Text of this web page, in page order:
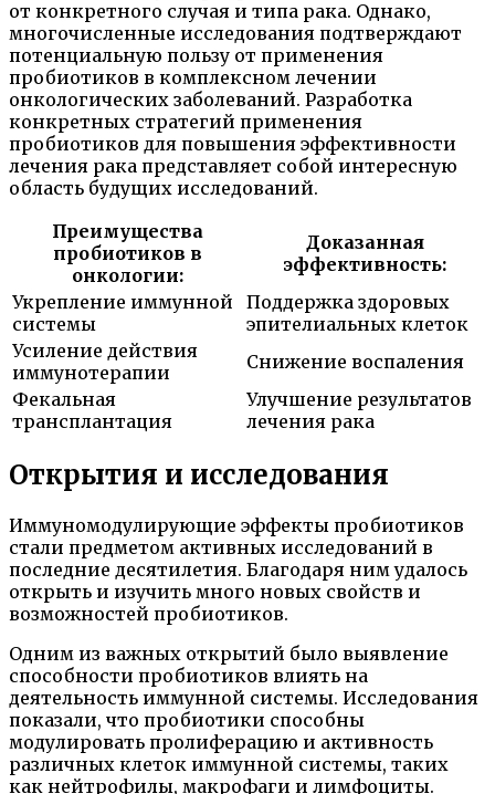
от конкретного случая и типа рака. Однако,
многочисленные исследования подтверждают
потенциальную пользу от применения
пробиотиков в комплексном лечении
онкологических заболеваний. Разработка
конкретных стратегий применения
пробиотиков для повышения эффективности
лечения рака представляет собой интересную
область будущих исследований.
Преимущества
пробиотиков в
онкологии:
Доказанная
эффективность:
Укрепление иммунной
системы
Поддержка здоровых
эпителиальных клеток
Усиление действия
иммунотерапии
Снижение воспаления
Фекальная
трансплантация
Улучшение результатов
лечения рака
Открытия и исследования
Иммуномодулирующие эффекты пробиотиков
стали предметом активных исследований в
последние десятилетия. Благодаря ним удалось
открыть и изучить много новых свойств и
возможностей пробиотиков.
Одним из важных открытий было выявление
способности пробиотиков влиять на
деятельность иммунной системы. Исследования
показали, что пробиотики способны
модулировать пролиферацию и активность
различных клеток иммунной системы, таких
как нейтрофилы, макрофаги и лимфоциты.